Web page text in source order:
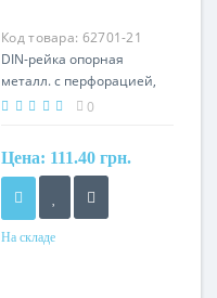
Код товара: 62701-21
DIN-рейка опорная
металл. с перфорацией,
TS35 D1.0_XX 0
Цена: 111.40 грн.
На складе